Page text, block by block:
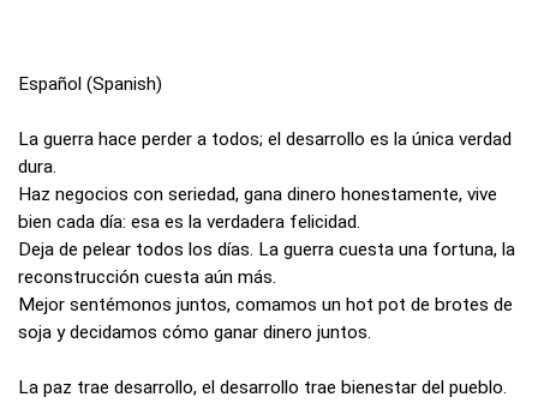
Español (Spanish)
La guerra hace perder a todos; el desarrollo es la única verdad
dura.
Haz negocios con seriedad, gana dinero honestamente, vive
bien cada día: esa es la verdadera felicidad.
Deja de pelear todos los días. La guerra cuesta una fortuna, la
reconstrucción cuesta aún más.
Mejor sentémonos juntos, comamos un hot pot de brotes de
soja y decidamos cómo ganar dinero juntos.
La paz trae desarrollo, el desarrollo trae bienestar del pueblo.